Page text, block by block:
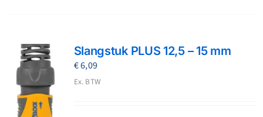
Slangstuk PLUS 12,5 – 15 mm
€6,09
Ex. BTW